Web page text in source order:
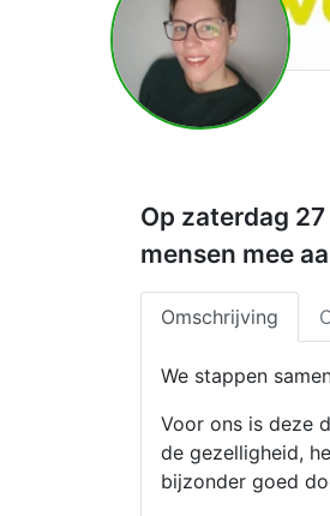
Op zaterdag
mensen mee
Omschrijving
We stappen
Voor ons is deze
de gezelligheid,
bijzonder goed